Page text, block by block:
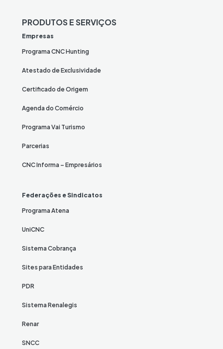
PRODUTOS E SERVIÇOS
Empresas
Programa CNC Hunting
Atestado de Exclusividade
Certificado de Origem
Agenda do Comércio
Programa Vai Turismo
Parcerias
CNC Informa – Empresários
Federações e Sindicatos
Programa Atena
UniCNC
Sistema Cobrança
Sites para Entidades
PDR
Sistema Renalegis
Renar
SNCC